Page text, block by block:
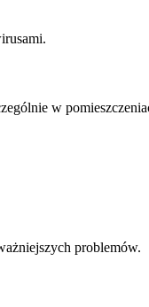
w
problemów.